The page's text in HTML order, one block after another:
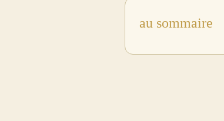
au sommaire